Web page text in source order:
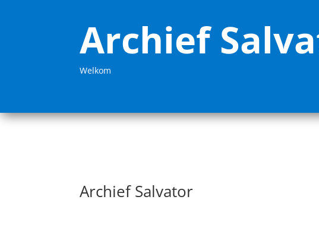
Archief
Welkom
Archief Salvator